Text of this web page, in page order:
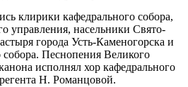
клирики кафедрального собора,
управления, насельники Свято-
города Усть-Каменогорска и
Песнопения Великого
исполнял хор кафедрального
Н. Романцовой.